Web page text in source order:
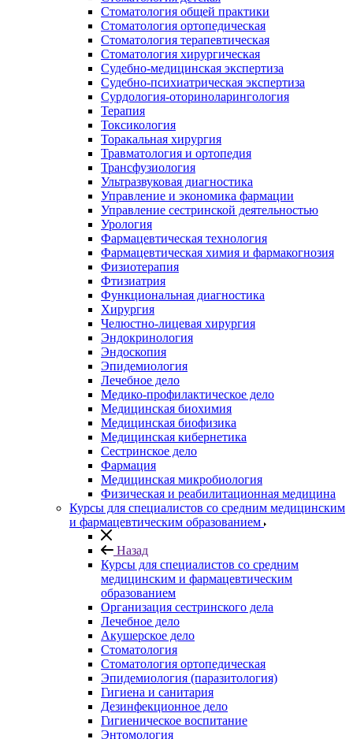
Стоматология общей практики
Стоматология ортопедическая
Стоматология терапевтическая
Стоматология хирургическая
Судебно-медицинская экспертиза
Судебно-психиатрическая экспертиза
Сурдология-оториноларингология
Терапия
Токсикология
Торакальная хирургия
Травматология и ортопедия
Трансфузиология
Ультразвуковая диагностика
Управление и экономика фармации
Управление сестринской деятельностью
Урология
Фармацевтическая технология
Фармацевтическая химия и фармакогнозия
Физиотерапия
Фтизиатрия
Функциональная диагностика
Хирургия
Челюстно-лицевая хирургия
Эндокринология
Эндоскопия
Эпидемиология
Лечебное дело
Медико-профилактическое дело
Медицинская биохимия
Медицинская биофизика
Медицинская кибернетика
Сестринское дело
Фармация
Медицинская микробиология
Физическая и реабилитационная медицина
Курсы для специалистов со средним медицинским
и фармацевтическим образованием
Назад
Курсы для специалистов со средним
медицинским и фармацевтическим
образованием
Организация сестринского дела
Лечебное дело
Акушерское дело
Стоматология
Стоматология ортопедическая
Эпидемиология (паразитология)
Гигиена и санитария
Дезинфекционное дело
Гигиеническое воспитание
Энтомология